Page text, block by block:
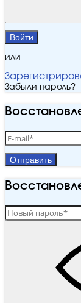
Войти
или
Забыли пароль?
Отправить